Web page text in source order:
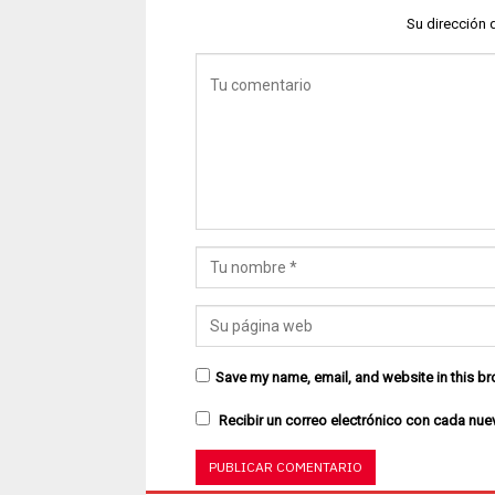
Su dirección
Save my name, email, and website in this
Recibir un correo electrónico con cada